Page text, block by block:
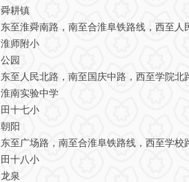
舜耕镇
东至淮舜南路，南至合淮阜铁路线，西至人
淮师附小
公园
东至人民北路，南至国庆中路，西至学院北
淮南实验中学
田十七小
朝阳
东至广场路，南至合淮阜铁路线，西至学
田十八小
龙泉